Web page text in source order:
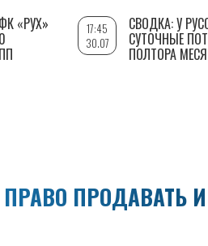
ПРОДАВАТЬ
«РУХ»
17:45
30.07
СВОДКА: У
СУТОЧНЫЕ
ПОЛТОРА